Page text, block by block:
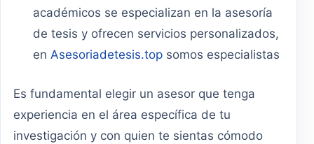
académicos se especializan en la asesoría
de tesis y ofrecen servicios personalizados,
enAsesoriadetesis.top somos especialistas
Es fundamental elegir un asesor que tenga
experiencia en el área específica de tu
investigación y con quien te sientas cómodo